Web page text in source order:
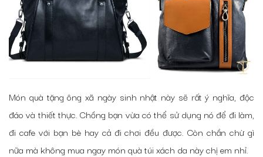
Món quà tặng ông xã ngày sinh nhật này sẽ rất ý nghĩa, độc
đáo và thiết thực. Chồng bạn vừa có thể sử dụng nó để đi làm,
đi cafe với bạn bè hay cả đi chơi đều được. Còn chần chừ gì
nữa mà không mua ngay món quà túi xách da này chị em nhỉ.